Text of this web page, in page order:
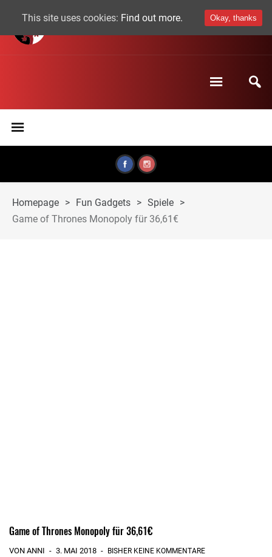
Homepage > Fun Gadgets > Spiele >
Game of Thrones Monopoly für 36,61€
Game of Thrones Monopoly für 36,61€
VON ANNI 3. MAI 2018 BISHER KEINE KOMMENTARE
This site uses cookies: Find out more. Okay, thanks